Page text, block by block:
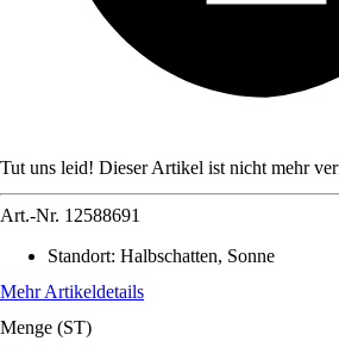
Tut uns leid! Dieser Artikel ist nicht mehr
Art.-Nr. 12588691
Standort: Halbschatten, Sonne
Mehr Artikeldetails
Menge (ST)